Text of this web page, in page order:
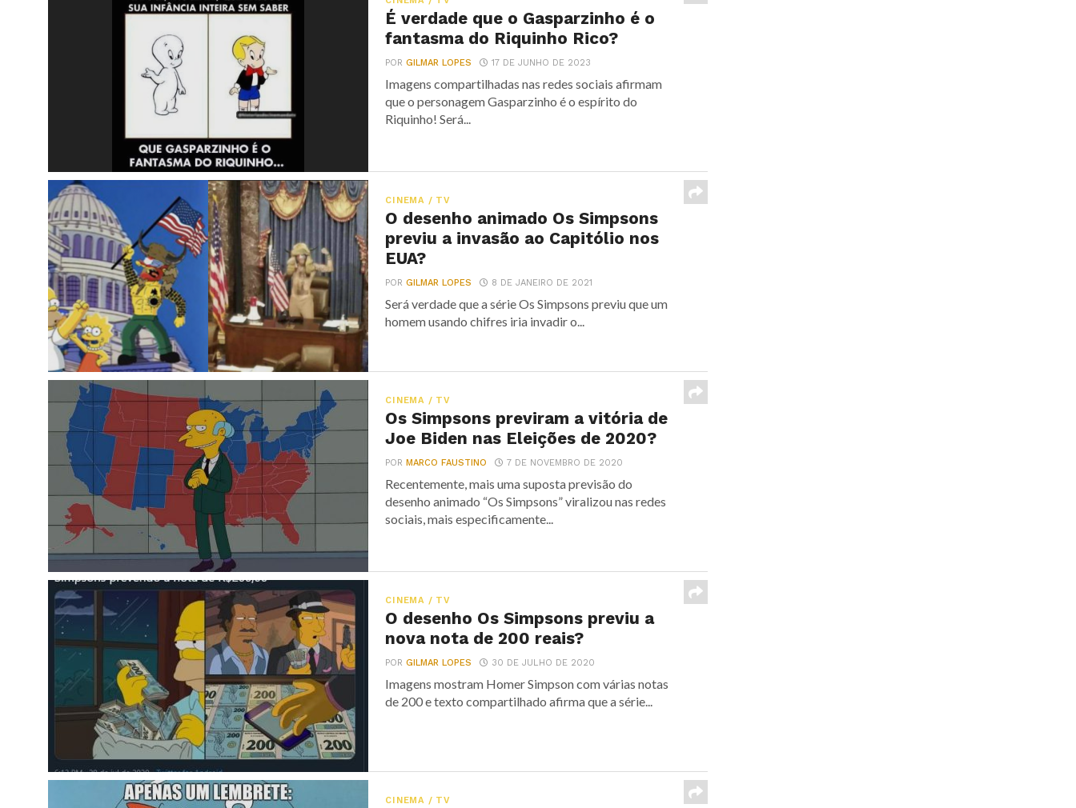
É verdade que o Gasparzinho é o
fantasma do Riquinho Rico?
PORGILMAR LOPES 17 DE JUNHO DE 2023
Imagens compartilhadas nas redes sociais afirmam
que o personagem Gasparzinho é o espírito do
Riquinho! Será...
CINEMA / TV
O desenho animado Os Simpsons
previu a invasão ao Capitólio nos
EUA?
PORGILMAR LOPES 8 DE JANEIRO DE 2021
Será verdade que a série Os Simpsons previu que um
homem usando chifres iria invadir o...
CINEMA / TV
Os Simpsons previram a vitória de
Joe Biden nas Eleições de 2020?
PORMARCO FAUSTINO 7 DE NOVEMBRO DE 2020
Recentemente, mais uma suposta previsão do
desenho animado “Os Simpsons” viralizou nas redes
sociais, mais especificamente...
CINEMA / TV
O desenho Os Simpsons previu a
nova nota de 200 reais?
PORGILMAR LOPES 30 DE JULHO DE 2020
Imagens mostram Homer Simpson com várias notas
de 200 e texto compartilhado afirma que a série...
CINEMA / TV